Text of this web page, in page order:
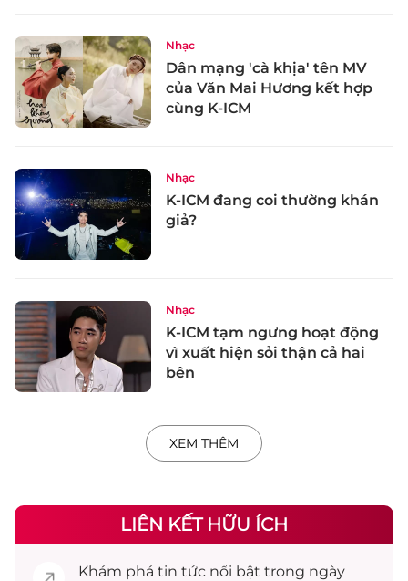
Nhạc
Dân mạng 'cà khịa' tên MV
của Văn Mai Hương kết hợp
cùng K-ICM
Nhạc
K-ICM đang coi thường khán
giả?
Nhạc
K-ICM tạm ngưng hoạt động
vì xuất hiện sỏi thận cả hai
bên
XEM THÊM
LIÊN KẾT HỮU ÍCH
Khám phá tin tức nổi bật trong ngày